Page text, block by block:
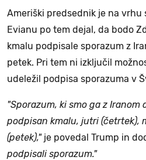
Ameriški predsednik je na vrhu
Evianu po tem dejal, da bodo
kmalu podpisale sporazum z
petek. Pri tem ni izključil
udeležil podpisa sporazuma v
"Sporazum, ki smo ga z Iranom
podpisan kmalu, jutri (četrtek),
(petek),"je povedal Trump in
podpisali sporazum."